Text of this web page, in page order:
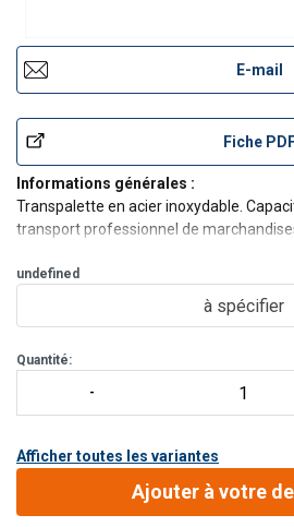
E-mail
Fiche
Informations générales :
Transpalette en acier inoxydable.
transport professionnel de
Manivelle de sécurité
undefined
à spécifier
Quantité:
Afficher toutes les variantes
Ajouter à votre